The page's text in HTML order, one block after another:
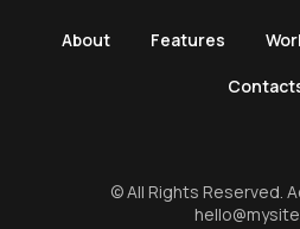
About Features
© All Rights Reserved.